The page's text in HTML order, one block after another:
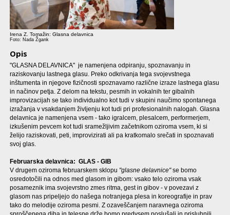
Irena Z. Tomažin: Glasna delavnica
Foto: Nada Žgank
Opis
"GLASNA DELAVNICA" je namenjena odpiranju, spoznavanju in
raziskovanju lastnega glasu. Preko odkrivanja tega svojevstnega
inštumenta in njegove fizičnosti spoznavamo različne izraze lastnega glasu
in načinov petja. Z delom na tekstu, pesmih in vokalnih ter gibalnih
improvizacijah se tako individualno kot tudi v skupini naučimo spontanega
izražanja v vsakdanjem življenju kot tudi pri profesionalnih nalogah. Glasna
delavnica je namenjena vsem - tako igralcem, plesalcem, performerjem,
izkušenim pevcem kot tudi sramežljivim začetnikom oziroma vsem, ki si
želijo raziskovati, peti, improvizirati ali pa kratkomalo srečati in spoznavati
svoj glas.
Februarska delavnica: GLAS - GIB
V drugem oziroma februarskem sklopu "glasne delavnice"se bomo
osredotočili na odnos med glasom in gibom: vsako telo oziroma vsak
posameznik ima svojevrstno zmes ritma, gest in gibov - v povezavi z
glasom nas pripeljejo do našega notranjega plesa in koreografije in prav
tako do melodije oziroma pesmi. Z ozaveščanjem naravnega oziroma